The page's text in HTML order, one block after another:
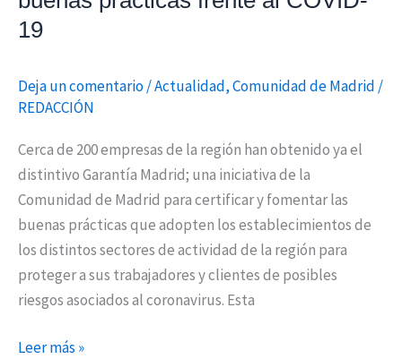
19
Deja un comentario/Actualidad,Comunidad de Madrid /
REDACCIÓN
Cerca de 200 empresas de la región han obtenido ya el
distintivo Garantía Madrid; una iniciativa de la
Comunidad de Madrid para certificar y fomentar las
buenas prácticas que adopten los establecimientos de
los distintos sectores de actividad de la región para
proteger a sus trabajadores y clientes de posibles
riesgos asociados al coronavirus. Esta
frente
COVID-
19
Leer más »